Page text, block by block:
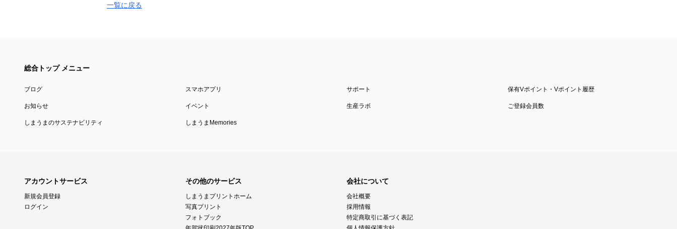
一覧に戻る
総合トップ メニュー
ブログ スマホアプリ サポート 保有Vポイント・Vポイント履歴
お知らせ イベント 生産ラボ ご登録会員数
しまうまのサステナビリティ しまうまMemories
アカウントサービス
新規会員登録
ログイン
その他のサービス
しまうまプリントホーム
写真プリント
フォトブック
会社について
会社概要
採用情報
特定商取引に基づく表記